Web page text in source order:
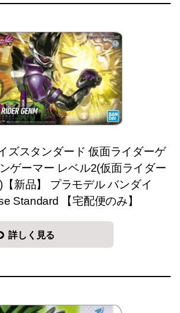
ズスタンダード 仮面ライダーゲ
ゲーマー レベル2(仮面ライダー
新品】 プラモデル バンダイ
Standard 【宅配便のみ】
詳しく見る